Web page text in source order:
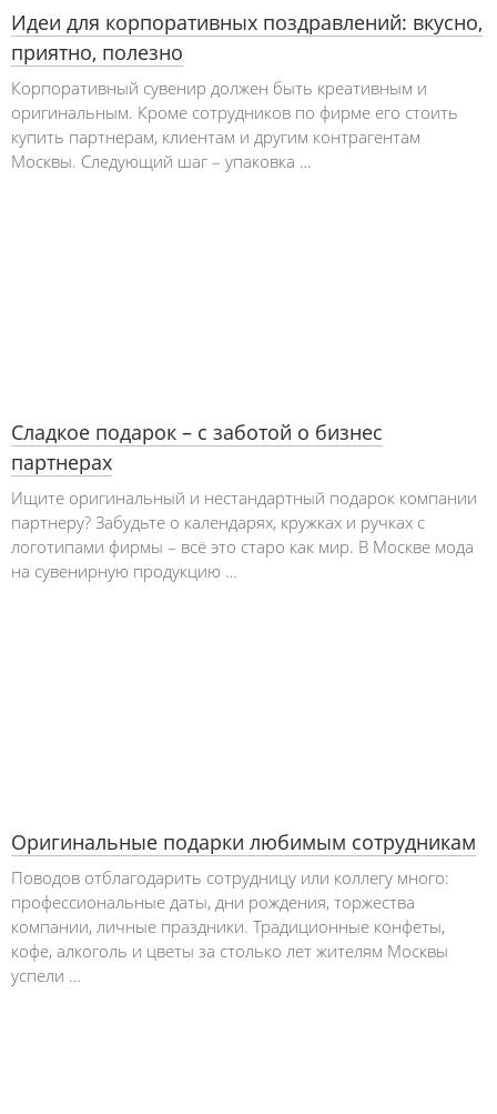
Идеи для корпоративных поздравлений: вкусно,
приятно, полезно
Корпоративный сувенир должен быть креативным и
оригинальным. Кроме сотрудников по фирме его стоить
купить партнерам, клиентам и другим контрагентам
Москвы. Следующий шаг – упаковка …
Сладкое подарок – с заботой о бизнес
партнерах
Ищите оригинальный и нестандартный подарок компании
партнеру? Забудьте о календарях, кружках и ручках с
логотипами фирмы – всё это старо как мир. В Москве мода
на сувенирную продукцию …
Оригинальные подарки любимым сотрудникам
Поводов отблагодарить сотрудницу или коллегу много:
профессиональные даты, дни рождения, торжества
компании, личные праздники. Традиционные конфеты,
кофе, алкоголь и цветы за столько лет жителям Москвы
успели …